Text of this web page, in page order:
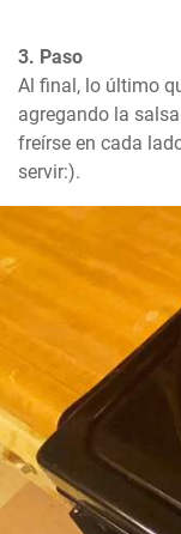
3. Paso
Al final, lo último
agregando la
freírse en cada
servir:).